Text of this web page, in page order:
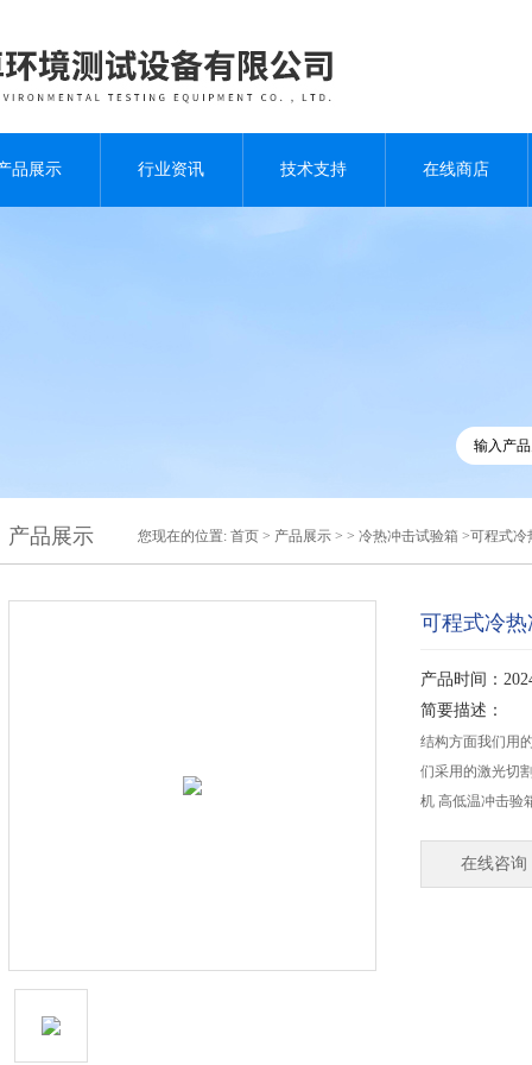
品展示 行业资讯 技术支持 在线商店
产品展示 您现在的位置: 首页 > 产品展示 > > 冷热冲击试验箱 >可程式冷
可程式冷
产品时间：
简要描述：
结构方面我们用
们采用的激光切
机 高低温冲击验
在线咨询